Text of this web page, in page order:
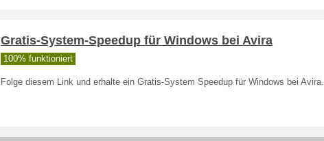
Gratis-System-Speedup für Windows bei Avira
100% funktioniert
Folge diesem Link und erhalte ein Gratis-System Speedup für Windows bei Avira.